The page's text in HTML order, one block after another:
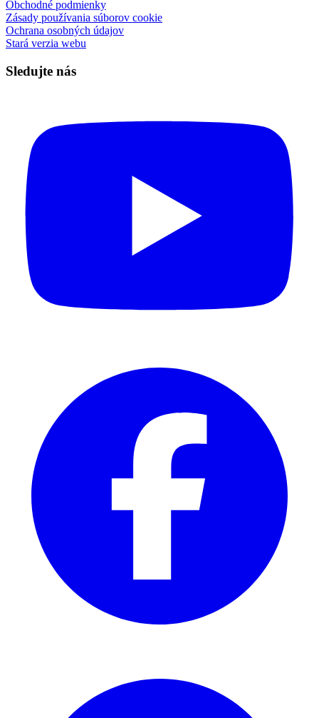
Obchodné podmienky
Zásady používania súborov cookie
Ochrana osobných údajov
Stará verzia webu
Sledujte nás